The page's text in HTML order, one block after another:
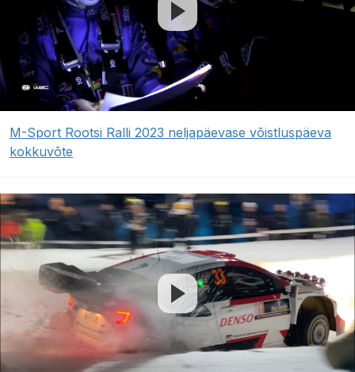
M-Sport Rootsi Ralli 2023 neljapäevase võistluspäeva
kokkuvõte